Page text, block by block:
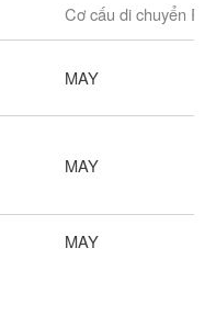
Cơ cấu di chuyển
MAY
MAY
MAY